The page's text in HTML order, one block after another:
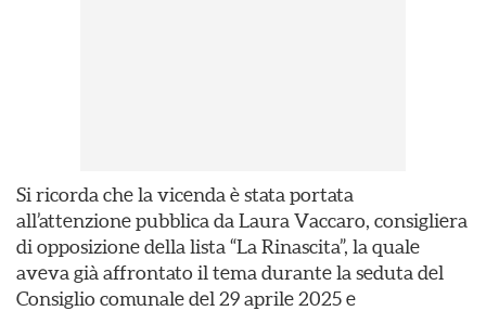
Si ricorda che la vicenda è stata portata
all’attenzione pubblica da Laura Vaccaro, consigliera
di opposizione della lista “La Rinascita”, la quale
aveva già affrontato il tema durante la seduta del
Consiglio comunale del 29 aprile 2025 e